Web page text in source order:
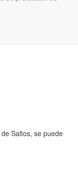
de
Saltos, se puede